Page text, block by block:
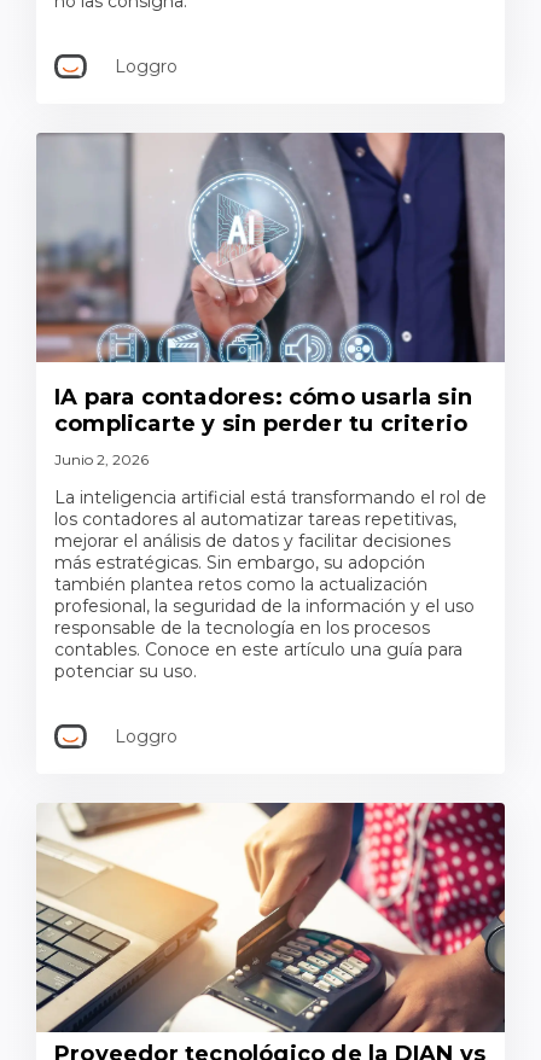
Loggro
IA para contadores: cómo usarla sin
complicarte y sin perder tu criterio
Junio 2, 2026
La inteligencia artificial está transformando el rol de
los contadores al automatizar tareas repetitivas,
mejorar el análisis de datos y facilitar decisiones
más estratégicas. Sin embargo, su adopción
también plantea retos como la actualización
profesional, la seguridad de la información y el uso
responsable de la tecnología en los procesos
contables. Conoce en este artículo una guía para
potenciar su uso.
Loggro
Proveedor tecnológico de la DIAN vs